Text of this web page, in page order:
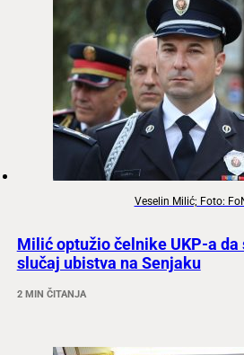
Veselin Milić; Foto:
Milić optužio čelnike UKP-a da
slučaj ubistva na Senjaku
2 MIN ČITANJA